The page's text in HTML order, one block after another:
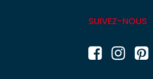
SUIVEZ-NOUS